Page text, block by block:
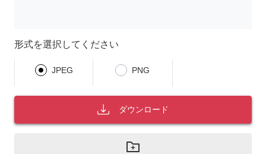
形式を選択してください
JPEG PNG
ダウンロード